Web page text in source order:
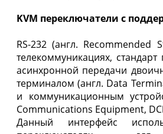
KVM переключатели с
RS-232 (англ.
телекоммуникациях, стандарт
асинхронной передачи
терминалом (англ. Data
и коммуникационным
Communications Equipment,
Данный интерфейс